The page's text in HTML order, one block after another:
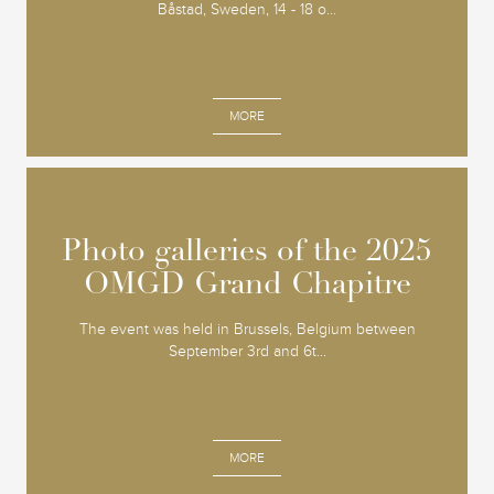
Båstad, Sweden, 14 - 18 o...
MORE
Photo galleries of the 2025
OMGD Grand Chapitre
The event was held in Brussels, Belgium between
September 3rd and 6t...
MORE
Photo galleries of the 2025
OMGD Grand Chapitre